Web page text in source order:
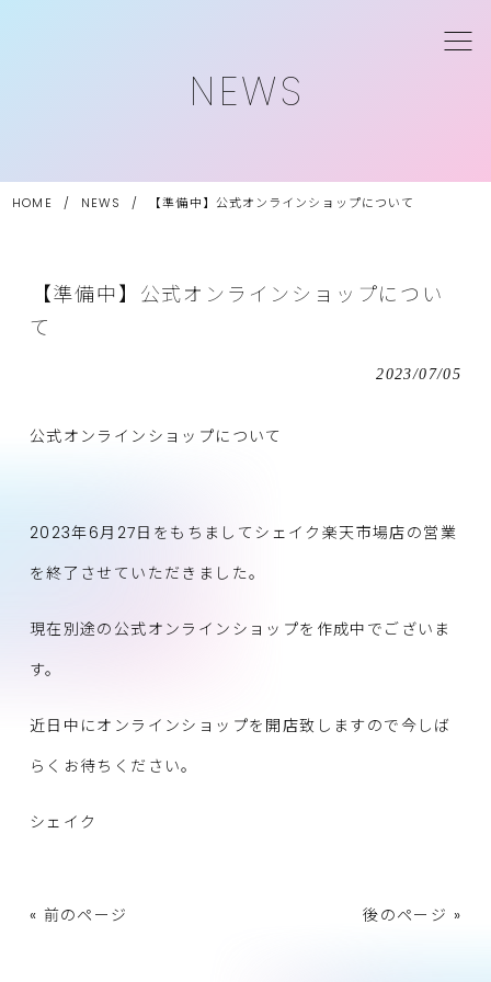
NEWS
HOME / NEWS / 【準備中】公式オンラインショップについて
【準備中】公式オンラインショップについ
て
2023/07/05
公式オンラインショップについて
2023年6月27日をもちましてシェイク楽天市場店の営業
を終了させていただきました。
現在別途の公式オンラインショップを作成中でございま
す。
近日中にオンラインショップを開店致しますので今しば
らくお待ちください。
シェイク
« 前のページ 後のページ »